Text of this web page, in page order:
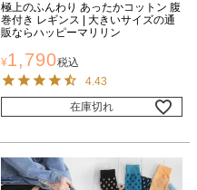
極上のふんわり あったかコットン 腹
巻付き レギンス | 大きいサイズの通
販ならハッピーマリリン
¥1,790税込
4.43
在庫切れ